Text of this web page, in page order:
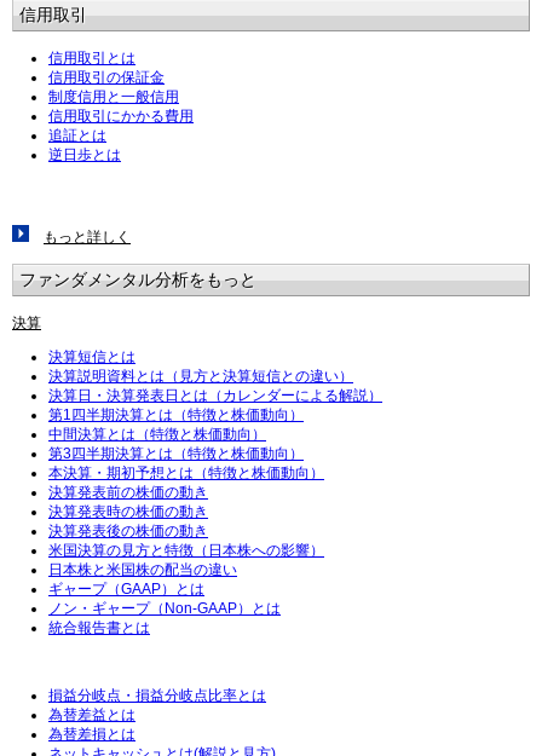
信用取引
信用取引とは
信用取引の保証金
制度信用と一般信用
信用取引にかかる費用
追証とは
逆日歩とは
もっと詳しく
ファンダメンタル分析をもっと
決算
決算短信とは
決算説明資料とは（見方と決算短信との違い）
決算日・決算発表日とは（カレンダーによる解説）
第1四半期決算とは（特徴と株価動向）
中間決算とは（特徴と株価動向）
第3四半期決算とは（特徴と株価動向）
本決算・期初予想とは（特徴と株価動向）
決算発表前の株価の動き
決算発表時の株価の動き
決算発表後の株価の動き
米国決算の見方と特徴（日本株への影響）
日本株と米国株の配当の違い
ギャープ（GAAP）とは
ノン・ギャープ（Non-GAAP）とは
統合報告書とは
損益分岐点・損益分岐点比率とは
為替差益とは
為替差損とは